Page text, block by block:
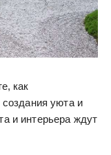
как
уюта и
и интерьера ждут